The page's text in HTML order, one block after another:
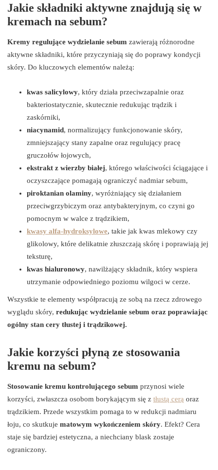
Jakie składniki aktywne znajdują się w
kremach na sebum?
Kremy regulujące wydzielanie sebum zawierają różnorodne
aktywne składniki, które przyczyniają się do poprawy kondycji
skóry. Do kluczowych elementów należą:
kwas salicylowy, który działa przeciwzapalnie oraz
bakteriostatycznie, skutecznie redukując trądzik i
zaskórniki,
niacynamid, normalizujący funkcjonowanie skóry,
zmniejszający stany zapalne oraz regulujący pracę
gruczołów łojowych,
ekstrakt z wierzby białej, którego właściwości ściągające i
oczyszczające pomagają ograniczyć nadmiar sebum,
piroktanian olaminy, wyróżniający się działaniem
przeciwgrzybiczym oraz antybakteryjnym, co czyni go
pomocnym w walce z trądzikiem,
kwasy alfa-hydroksylowe, takie jak kwas mlekowy czy
glikolowy, które delikatnie złuszczają skórę i poprawiają jej
teksturę,
kwas hialuronowy, nawilżający składnik, który wspiera
utrzymanie odpowiedniego poziomu wilgoci w cerze.
Wszystkie te elementy współpracują ze sobą na rzecz zdrowego
wyglądu skóry, redukując wydzielanie sebum oraz poprawiając
ogólny stan cery tłustej i trądzikowej.
Jakie korzyści płyną ze stosowania
kremu na sebum?
Stosowanie kremu kontrolującego sebum przynosi wiele
korzyści, zwłaszcza osobom borykającym się z tłustą cerą oraz
trądzikiem. Przede wszystkim pomaga to w redukcji nadmiaru
łoju, co skutkuje matowym wykończeniem skóry. Efekt? Cera
staje się bardziej estetyczna, a niechciany blask zostaje
ograniczony.